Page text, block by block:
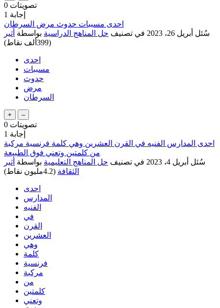
0 تصويتات
1 إجابة
احدى مسببات حدوث مرض السرطان
سُئل أبريل 26، 2023 في تصنيف حل المناهج الدراسية بواسطة أثير
(399ألف نقاط)
احدى
مسببات
حدوث
مرض
السرطان
0 تصويتات
1 إجابة
احدى المدارس الفنيه في القرن العشرين وهي كلمة فرنسية مركبة
من كلمتين وتعني فوق الطبيعة
سُئل أبريل 4، 2023 في تصنيف حل المناهج التعليمية بواسطة أثير
الثقافة (4.2مليون نقاط)
احدى
المدارس
الفنيه
في
القرن
العشرين
وهي
كلمة
فرنسية
مركبة
من
كلمتين
وتعني